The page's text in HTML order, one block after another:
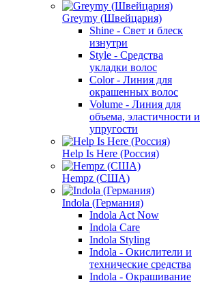
Greymy (Швейцария)
Shine - Свет и блеск
изнутри
Style - Средства
укладки волос
Color - Линия для
окрашенных волос
Volume - Линия для
объема, эластичности и
упругости
Help Is Here (Россия)
Hempz (США)
Indola (Германия)
Indola Act Now
Indola Care
Indola Styling
Indola - Окислители и
технические средства
Indola - Окрашивание